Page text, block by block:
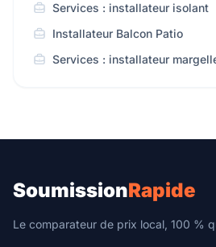
Services : installateur isolant
Installateur Balcon Patio
Services : installateur
SoumissionRapide
Le comparateur de prix local, 100 %